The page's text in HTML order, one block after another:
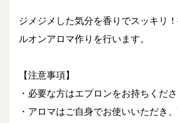
ジメジメした気分を香りでスッキリ
ルオンアロマ作りを行います。
【注意事項】
・必要な方はエプロンをお持ちくださ
・アロマはご自身でお使いいただき